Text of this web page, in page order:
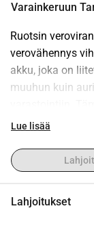
Varainkeruun
Ruotsin
verovähennys
akku, joka on
muuhun kuin
sivuuttamista ja
saadakseen
muokkaamaan
Tätä
Lue lisää
Lahjoitukset